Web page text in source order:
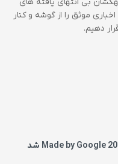
بی انتهای یافته های
موثق را از گوشه و کنار
دهیم.